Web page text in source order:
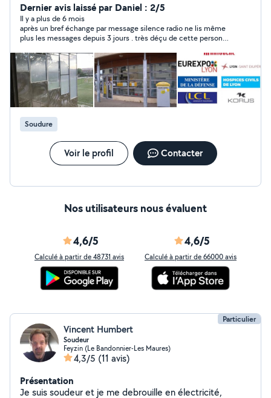
alu PVC fabrication mobilier et etageres métalliques sur
mesure TARIFS ( ne comprend pas les fournitures a
votre charge ) 50 la premiere heure ( + 30 / heure ) si
petite intervention de moins d'une heure : 30 Forfaits
Ouverture porte / Boites aux lettres avec ou sans
remplacement cylindre A coté de cela : je travaille aussi
dans la production et composition musicale , le
mastering et le traitement acoustique et également en
parallèle sur l'infographie pour divers supports visuels
Dernier avis laissé par Daniel : 2/5
Il y a plus de 6 mois
après un bref échange par message silence radio ne lis même
plus les messages depuis 3 jours . très déçu de cette personne
Soudure
Voir le profil Contacter
Nos utilisateurs nous évaluent
4,6/5
Calculé à partir de 48731 avis
4,6/5
Calculé à partir de 66000 avis
Particulier
Vincent Humbert
Soudeur
Feyzin (Le Bandonnier-Les Maures)
4,3/5 (11 avis)
Présentation
Je suis soudeur et je me debrouille en électricité,